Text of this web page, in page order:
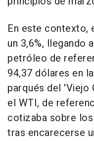
En este contexto,
un 3,6%, llegando
petróleo de
94,37 dólares en
parqués del 'Viejo
el WTI, de
cotizaba sobre
tras encarecerse